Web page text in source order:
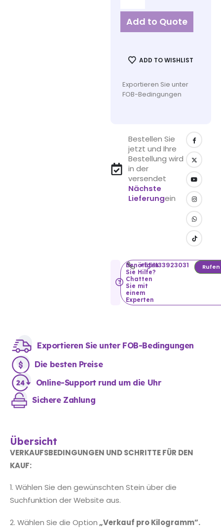
Add to Quote
ADD TO WISHLIST
Exportieren Sie unter
FOB-Bedingungen
Bestellen Sie
jetzt und Ihre
Bestellung wird
in der
versendet
Nächste
Lieferungein
Benötigen
Sie Hilfe?
Chatten
Sie mit
einem
Experten
+551133923031 Rufen
Exportieren Sie unter FOB-Bedingungen
Die besten Preise
Online-Support rund um die Uhr
Sichere Zahlung
Übersicht
VERKAUFSBEDINGUNGEN UND SCHRITTE FÜR DEN
KAUF:
1. Wählen Sie den gewünschten Stein über die
Suchfunktion der Website aus.
2. Wählen Sie die Option „Verkauf pro Kilogramm”.